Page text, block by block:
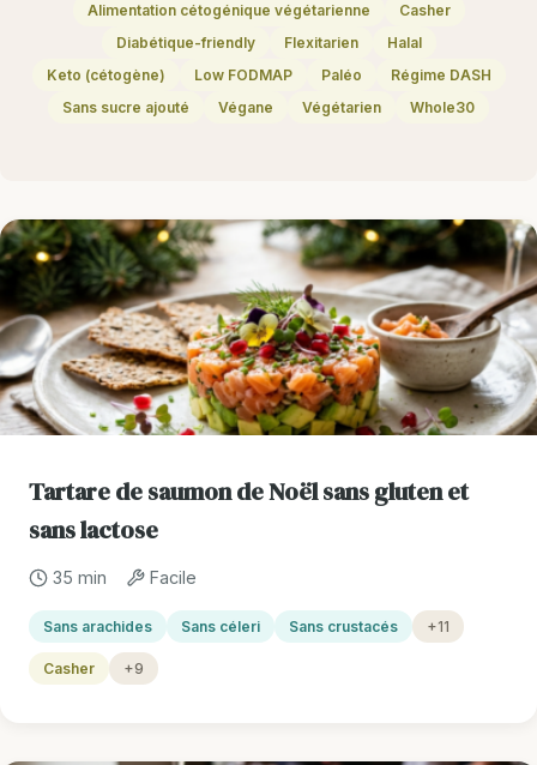
Alimentation cétogénique végétarienne
Casher
Diabétique-friendly
Flexitarien
Halal
Keto (cétogène)
Low FODMAP Paléo
Régime DASH
Sans sucre ajouté
Végane Végétarien Whole30
Tartare de saumon de Noël sans gluten et
sans lactose
35 min Facile
Sans arachides Sans céleri Sans crustacés +11
Casher +9